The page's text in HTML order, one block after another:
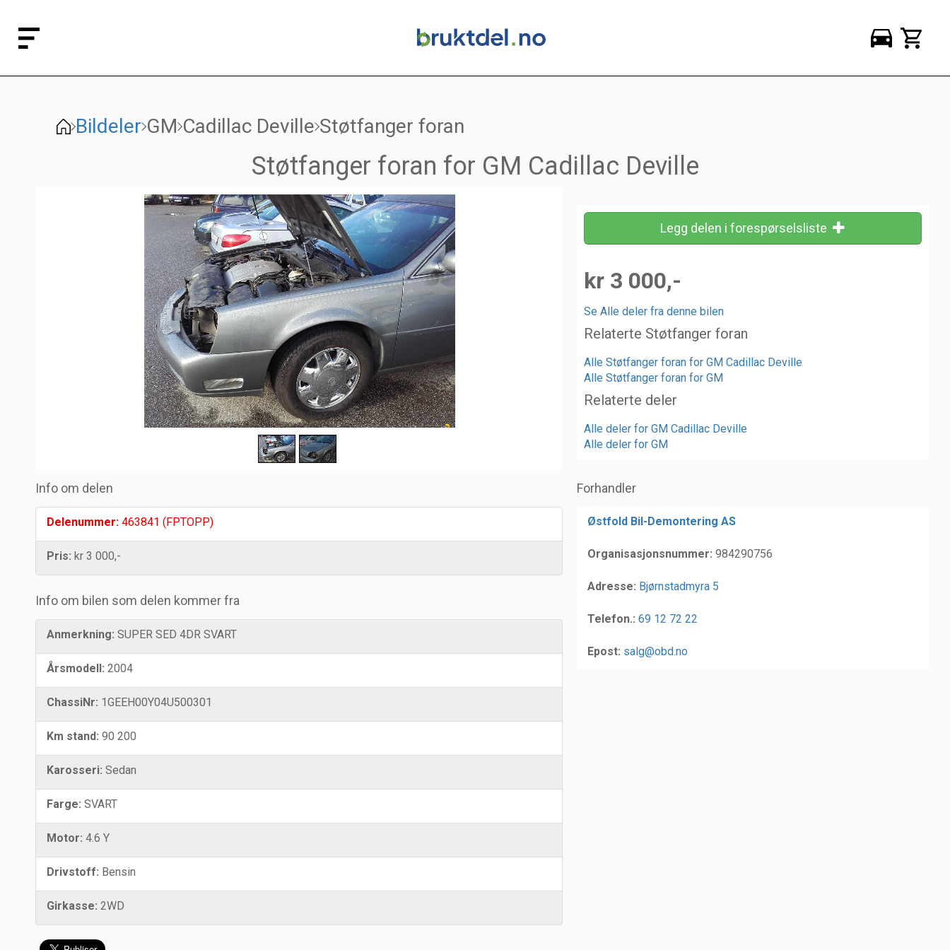
Bildeler GM Cadillac Deville Støtfanger foran
Støtfanger foran for GM Cadillac Deville
Legg delen i forespørselsliste
kr 3 000,-
Se Alle deler fra denne bilen
Relaterte Støtfanger foran
Alle Støtfanger foran for GM Cadillac Deville
Alle Støtfanger foran for GM
Relaterte deler
Alle deler for GM Cadillac Deville
Alle deler for GM
Forhandler
Østfold Bil-Demontering AS
Organisasjonsnummer: 984290756
Adresse: Bjørnstadmyra 5
Telefon.: 69 12 72 22
Epost: salg@obd.no
Info om delen
Delenummer: 463841 (FPTOPP)
Pris: kr 3 000,-
Info om bilen som delen kommer fra
Anmerkning: SUPER SED 4DR SVART
Årsmodell: 2004
ChassiNr: 1GEEH00Y04U500301
Km stand: 90 200
Karosseri: Sedan
Farge: SVART
Motor: 4.6 Y
Drivstoff: Bensin
Girkasse: 2WD